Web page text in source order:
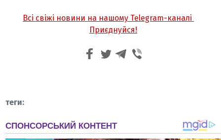
Всі свіжі новини на нашому Telegram-каналі
Приєднуйся!